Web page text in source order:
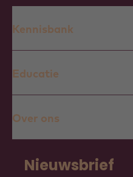
Kennisbank
Educatie
Over ons
Nieuwsbrief